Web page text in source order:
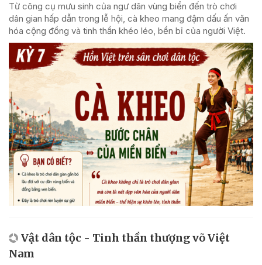
Từ công cụ mưu sinh của ngư dân vùng biển đến trò chơi
dân gian hấp dẫn trong lễ hội, cà kheo mang đậm dấu ấn văn
hóa cộng đồng và tinh thần khéo léo, bền bỉ của người Việt.
Vật dân tộc - Tinh thần thượng võ Việt
Nam